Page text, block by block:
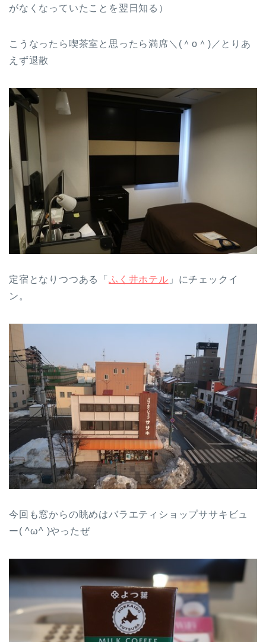
がなくなっていたことを翌日知る）
こうなったら喫茶室と思ったら満席＼(＾o＾)／とりあ
えず退散
定宿となりつつある「 ふく井ホテル 」にチェックイ
ン。
今回も窓からの眺めはバラエティショップササキビュ
ー( ^ω^ )やったぜ